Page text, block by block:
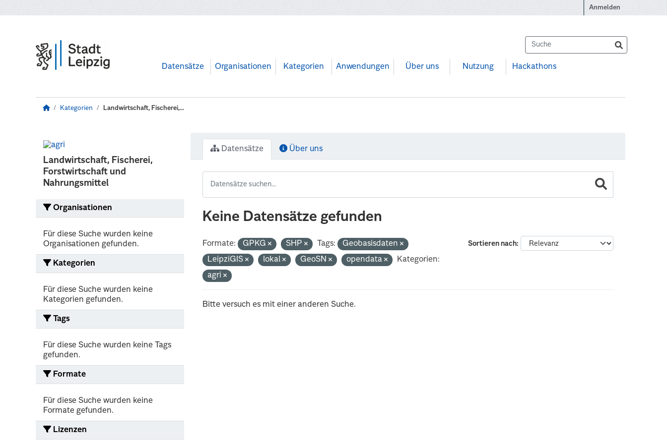
Anmelden
Datensätze Organisationen Kategorien Anwendungen Über uns Nutzung Hackathons
Kategorien Landwirtschaft, Fischerei,...
Landwirtschaft, Fischerei,
Forstwirtschaft und
Nahrungsmittel
Organisationen
Für diese Suche wurden keine
Organisationen gefunden.
Kategorien
Für diese Suche wurden keine
Kategorien gefunden.
Tags
Für diese Suche wurden keine Tags
gefunden.
Formate
Für diese Suche wurden keine
Formate gefunden.
Lizenzen
Datensätze Über uns
Keine Datensätze gefunden
Sortieren nach
Formate: GPKG SHP Tags:
Geobasisdaten
LeipziGIS
lokal GeoSN opendata
Kategorien:
agri
Bitte versuch es mit einer anderen Suche.